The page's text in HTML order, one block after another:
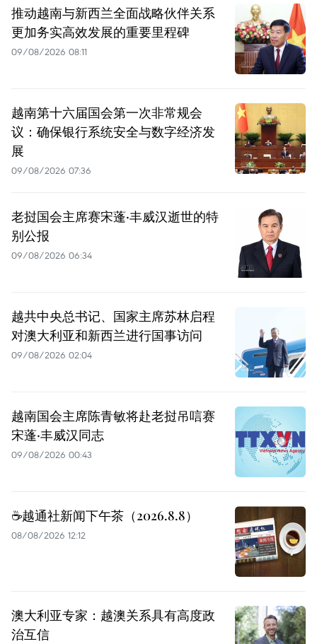
推动越南与新西兰全面战略伙伴关系
更加务实高效发展的重要里程碑
09/08/2026 08:11
越南第十六届国会第一次非常规会
议：确保银行系统安全与数字经济发
展
09/08/2026 07:36
老挝国会主席赛宋蓬·丰威汉逝世的特
别公报
09/08/2026 06:34
越共中央总书记、国家主席苏林启程
对澳大利亚和新西兰进行国事访问
09/08/2026 02:04
越南国会主席陈青敏将赴老挝吊唁赛
宋蓬·丰威汉同志
09/08/2026 00:43
☕️越通社新闻下午茶（2026.8.8）
08/08/2026 12:12
澳大利亚专家：越澳关系具有高度政
治互信